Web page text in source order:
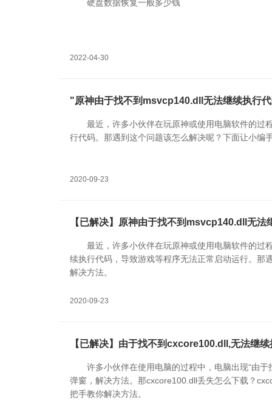
硬盘数据恢复一般多少钱
2022-04-30
"原神由于找不到msvcp140.dll无法继续执行
最近，许多小伙伴在玩原神或使用电脑软件的过
行代码。那遇到这个问题该怎么解决呢？下面让小编
2020-09-23
【已解决】原神由于找不到msvcp140.dll无法
最近，许多小伙伴在玩原神或使用电脑软件的过
续执行代码，导致游戏等程序无法正常启动运行。那
解决方法。
2020-09-23
【已解决】由于找不到cxcore100.dll,无法继
许多小伙伴在使用电脑的过程中，电脑出现“由
弹窗，解决方法。那cxcore100.dll丢失怎么下载？
把手教你解决方法。